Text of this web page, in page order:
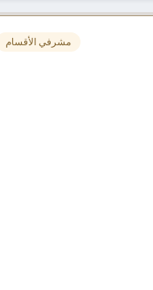
مشرفي الأقسام